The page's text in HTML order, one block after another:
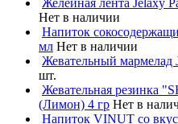
Нет в наличии
Напиток
мл Нет в наличии
Жевательный мармелад
шт.
Жевательная резинка
(Лимон) 4 гр Нет в
Напиток VINUT со